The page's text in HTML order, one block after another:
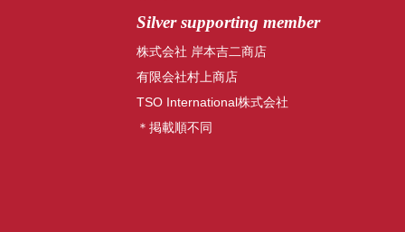
Silver supporting member
株式会社 岸本吉二商店
有限会社村上商店
TSO International株式会社
＊掲載順不同